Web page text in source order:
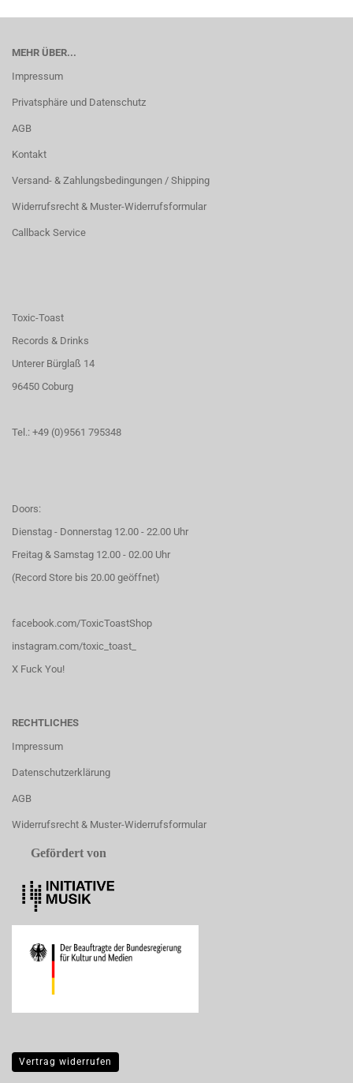
MEHR ÜBER...
Impressum
Privatsphäre und Datenschutz
AGB
Kontakt
Versand- & Zahlungsbedingungen / Shipping
Widerrufsrecht & Muster-Widerrufsformular
Callback Service
Toxic-Toast
Records & Drinks
Unterer Bürglaß 14
96450 Coburg
Tel.: +49 (0)9561 795348
Doors:
Dienstag - Donnerstag 12.00 - 22.00 Uhr
Freitag & Samstag 12.00 - 02.00 Uhr
(Record Store bis 20.00 geöffnet)
facebook.com/ToxicToastShop
instagram.com/toxic_toast_
X Fuck You!
RECHTLICHES
Impressum
Datenschutzerklärung
AGB
Widerrufsrecht & Muster-Widerrufsformular
Gefördert von
Vertrag widerrufen